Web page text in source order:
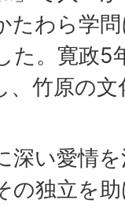
たわら学
た。寛政5
、竹原の
深い愛情
の独立を